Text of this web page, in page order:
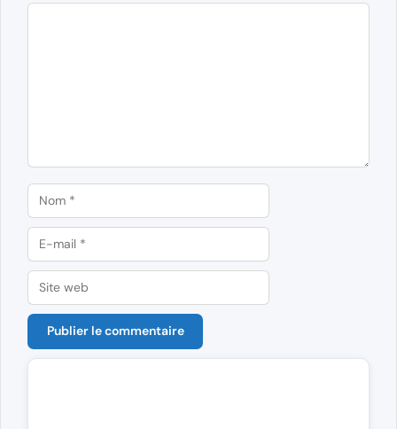
Commentaire
Nom
E-
mail
Site
web